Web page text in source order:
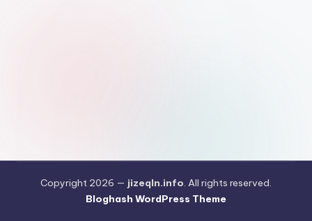
Copyright 2026 — jizeqln.info. All rights reserved.
Bloghash WordPress Theme